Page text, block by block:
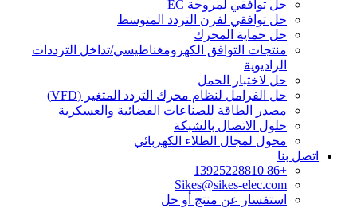
حل توافقي لمروحة EC
حل توافقي لفرن التردد المتوسط
حل حماية المحرك
منتجات التوافق الكهرومغناطيسي/تداخل الترددات
الراديوية
حل لاختبار الحمل
حل الفرامل لنظام محرك التردد المتغير (VFD)
مصدر الطاقة للصناعات الفضائية والعسكرية
حلول الاتصال بالشبكة
محول لمجال الطلاء الكهربائي
اتصل بنا
+86 13925228810
Sikes@sikes-elec.com
استفسار عن منتج أو حل